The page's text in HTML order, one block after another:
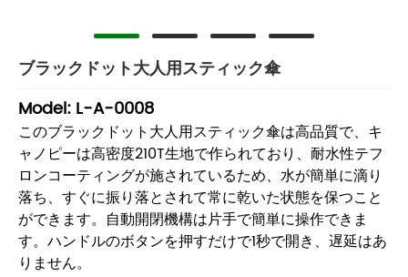
ブラックドット大人用スティック傘
Model: L-A-0008
このブラックドット大人用スティック傘は高品質で、キ
ャノピーは高密度210T生地で作られており、耐水性テフ
ロンコーティングが施されているため、水が簡単に滴り
落ち、すぐに振り落とされて常に乾いた状態を保つこと
ができます。自動開閉機構は片手で簡単に操作できま
す。ハンドルのボタンを押すだけで1秒で開き、遅延はあ
りません。